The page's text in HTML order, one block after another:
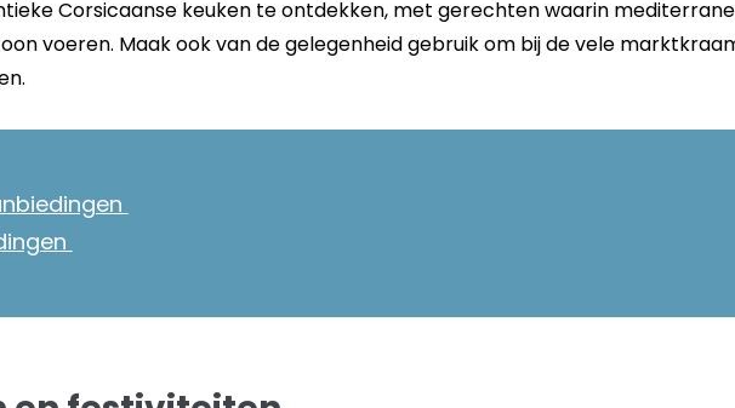
Corsicaanse keuken te ontdekken, met gerechten waarin mediterrane
voeren. Maak ook van de gelegenheid gebruik om bij de vele